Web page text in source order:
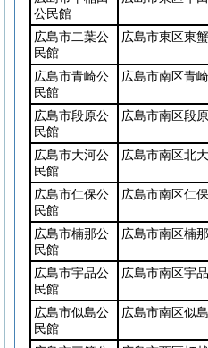
公民館
広島市二葉公
民館
広島市東区東
広島市青崎公
民館
広島市南区青
広島市段原公
民館
広島市南区段
広島市大河公
民館
広島市南区北
広島市仁保公
民館
広島市南区仁
広島市楠那公
民館
広島市南区楠
広島市宇品公
民館
広島市南区宇
広島市似島公
民館
広島市南区似